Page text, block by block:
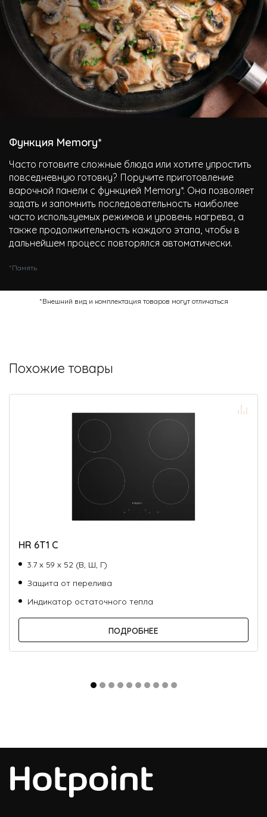
Функция Memory*
Часто готовите сложные блюда или хотите упростить
повседневную готовку? Поручите приготовление
варочной панели с функцией Memory*. Она позволяет
задать и запомнить последовательность наиболее
часто используемых режимов и уровень нагрева, а
также продолжительность каждого этапа, чтобы в
дальнейшем процесс повторялся автоматически.
*Память
*Внешний вид и комплектация товаров могут отличаться
Похожие товары
HR 6T1 C
3.7 х 59 х 52 (В, Ш, Г)
Защита от перелива
Индикатор остаточного тепла
ПОДРОБНЕЕ